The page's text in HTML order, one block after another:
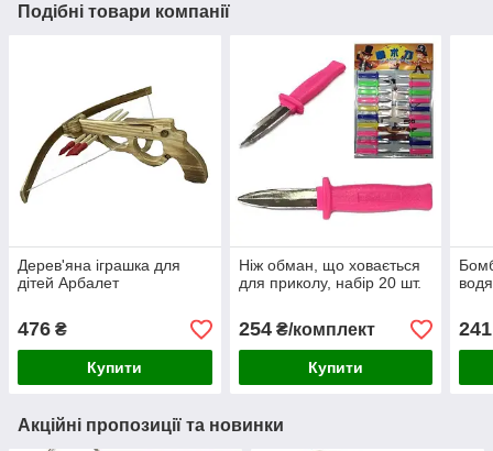
Подібні товари компанії
Дерев'яна іграшка для
дітей Арбалет
476 ₴
Купити
Ніж обман, що ховається
для приколу, набір 20 шт.
254₴/комплект
Купити
241
Акційні пропозиції та новинки